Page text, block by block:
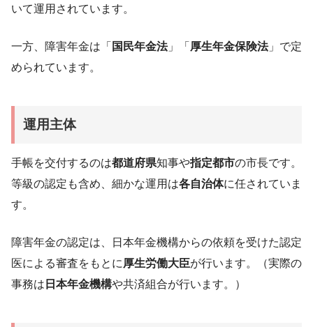
いて運用されています。
一方、障害年金は「 国民年金法」「 厚生年金保険法」で定
められています。
運用主体
手帳を交付するのは都道府県知事や指定都市の市長です。
等級の認定も含め、細かな運用は各自治体に任されていま
す。
障害年金の認定は、日本年金機構からの依頼を受けた認定
医による審査をもとに厚生労働大臣が行います。（実際の
事務は 日本年金機構や共済組合が行います。）